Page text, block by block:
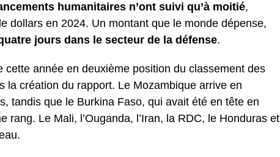
humanitaires n’ont suivi qu’à moitié,
dollars en 2024. Un montant que le monde dépense,
jours dans le secteur de la défense.
cette année en deuxième position du classement des
la création du rapport. Le Mozambique arrive en
tandis que le Burkina Faso, qui avait été en tête en
rang. Le Mali, l’Ouganda, l’Iran, la RDC, le Honduras et